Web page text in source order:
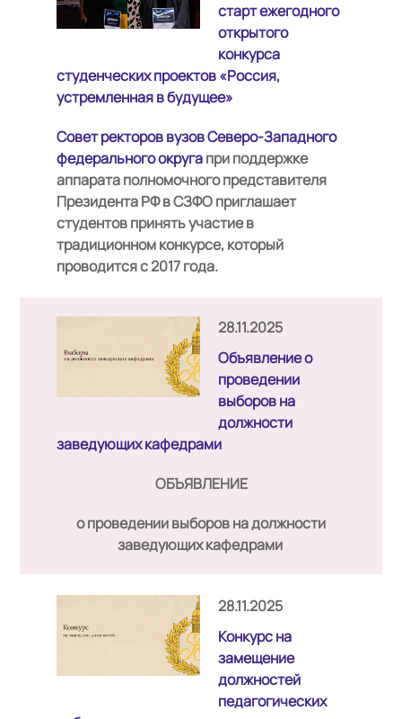
старт ежегодного
открытого
конкурса
студенческих проектов «Россия,
устремленная в будущее»
Совет ректоров вузов Северо-Западного
федерального округапри поддержке
аппарата полномочного представителя
Президента РФ в СЗФО приглашает
студентов принять участие в
традиционном конкурсе, который
проводится с 2017 года.
28.11.2025
Объявление о
проведении
выборов на
должности
заведующих кафедрами
ОБЪЯВЛЕНИЕ
о проведении выборов на должности
заведующих кафедрами
28.11.2025
Конкурс на
замещение
должностей
педагогических